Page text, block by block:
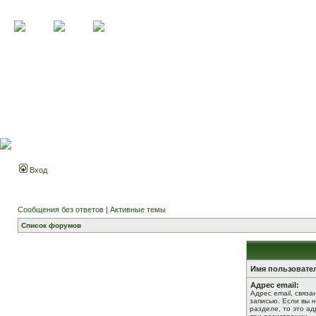
Вход
Сообщения без ответов | Активные темы
Список форумов
Имя
Адрес email:
Адрес email,
записью. Если вы
разделе, то это